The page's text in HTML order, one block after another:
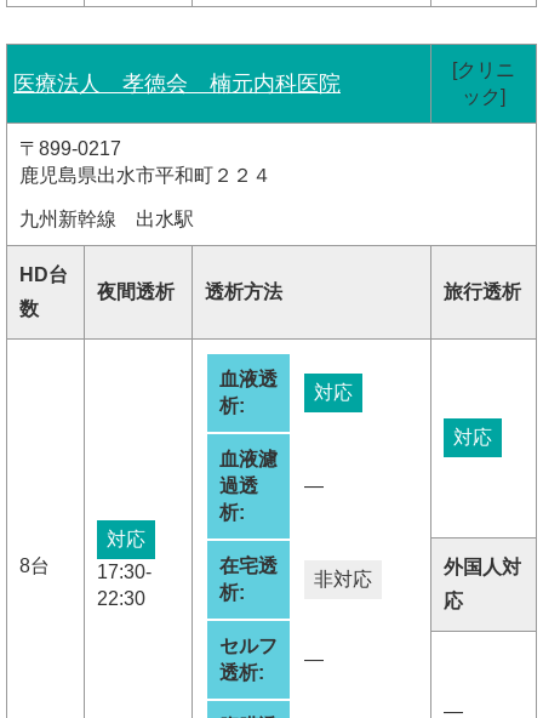
医療法人 孝徳会 楠元内科医院
[クリニ
ック]
〒899-0217
鹿児島県出水市平和町２２４
九州新幹線 出水駅
HD台
数
夜間透析 透析方法 旅行透析
8台
対応
17:30-
22:30
血液透
析:
対応
血液濾
過透
析:
―
在宅透
析:
非対応
セルフ
透析:
―
対応
外国人対
応
―